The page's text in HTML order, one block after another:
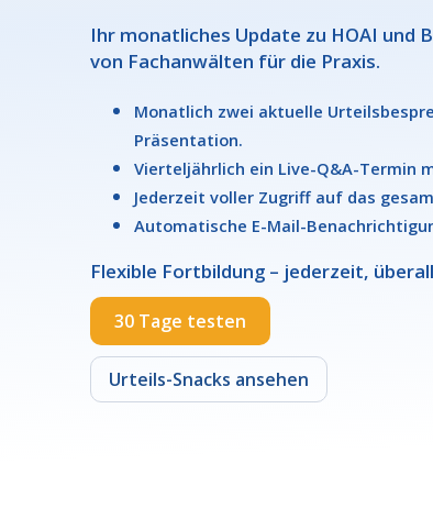
Ihr monatliches Update zu HOAI
von Fachanwälten für die Praxis.
Monatlich zwei aktuelle
Präsentation.
Vierteljährlich ein Live-Q&A-Termin
Jederzeit voller Zugriff auf das
Automatische E-Mail-
Flexible Fortbildung – jederzeit,
30 Tage testen
Urteils-Snacks ansehen